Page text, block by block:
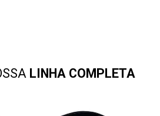
LINHA COMPLETA